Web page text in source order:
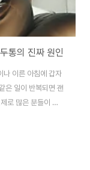
통의 진짜 원인
나 이른 아침에 갑자
은 일이 반복되면 괜
로 많은 분들이 수
계신 경우가 많습
나누고자 합니다.